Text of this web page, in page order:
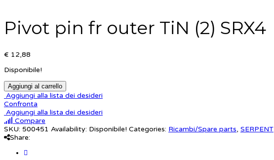
Pivot pin fr outer TiN (2) SRX4
€ 12,88
Disponibile!
Aggiungi al carrello
Aggiungi alla lista dei desideri
Confronta
Aggiungi alla lista dei desideri
Compare
SKU: 500451 Availability: Disponibile! Categories: Ricambi/Spare parts, SERPENT
Share: